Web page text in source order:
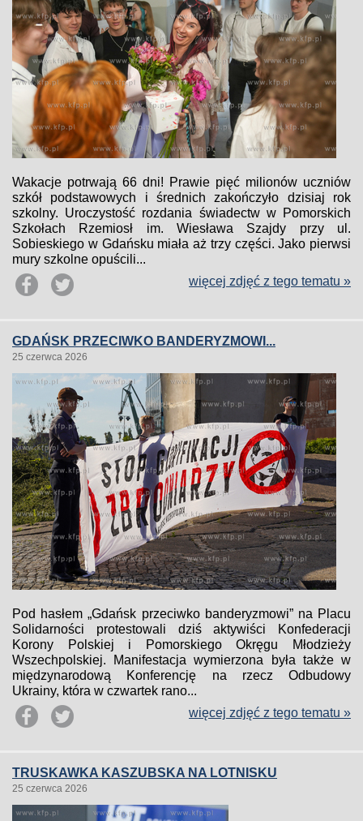
Wakacje potrwają 66 dni! Prawie pięć milionów uczniów
szkół podstawowych i średnich zakończyło dzisiaj rok
szkolny. Uroczystość rozdania świadectw w Pomorskich
Szkołach Rzemiosł im. Wiesława Szajdy przy ul.
Sobieskiego w Gdańsku miała aż trzy części. Jako pierwsi
mury szkolne opuścili...
więcej zdjęć z tego tematu »
GDAŃSK PRZECIWKO BANDERYZMOWI...
25 czerwca 2026
Pod hasłem „Gdańsk przeciwko banderyzmowi” na Placu
Solidarności protestowali dziś aktywiści Konfederacji
Korony Polskiej i Pomorskiego Okręgu Młodzieży
Wszechpolskiej. Manifestacja wymierzona była także w
międzynarodową Konferencję na rzecz Odbudowy
Ukrainy, która w czwartek rano...
więcej zdjęć z tego tematu »
TRUSKAWKA KASZUBSKA NA LOTNISKU
25 czerwca 2026